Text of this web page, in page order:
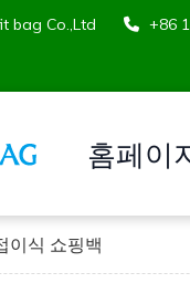
bag Co.,Ltd
+86
홈페이
이식 쇼핑백